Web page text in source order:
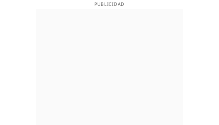
PUBLICIDAD